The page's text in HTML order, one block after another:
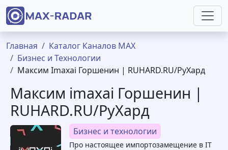
Перейти к основному содержанию
Строка навигации
Главная
Каталог Каналов MAX
Бизнес и Технологии
Максим Imaxai Горшенин | RUHARD.RU/РуХард
Максим imaxai Горшенин |
RUHARD.RU/РуХард
Бизнес и технологии
Про настоящее импортозамещение в IT